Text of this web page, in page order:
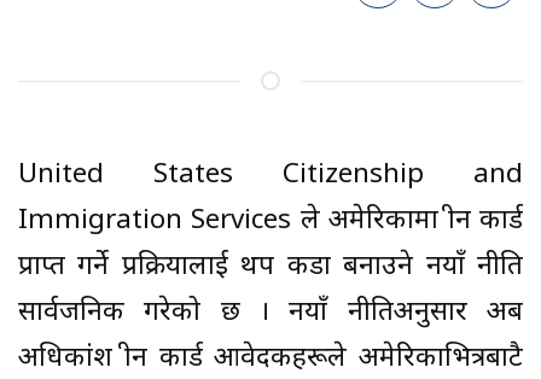
United States Citizenship and
Immigration Services ले अमेरिकामा ग्रीन कार्ड
प्राप्त गर्ने प्रक्रियालाई थप कडा बनाउने नयाँ नीति
सार्वजनिक गरेको छ । नयाँ नीतिअनुसार अब
अधिकांश ग्रीन कार्ड आवेदकहरूले अमेरिकाभित्रबाटै